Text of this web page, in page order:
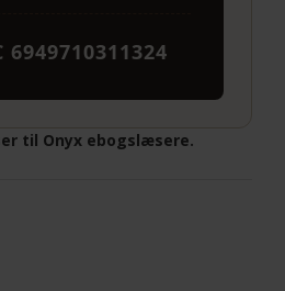
6949710311324
til Onyx ebogslæsere.